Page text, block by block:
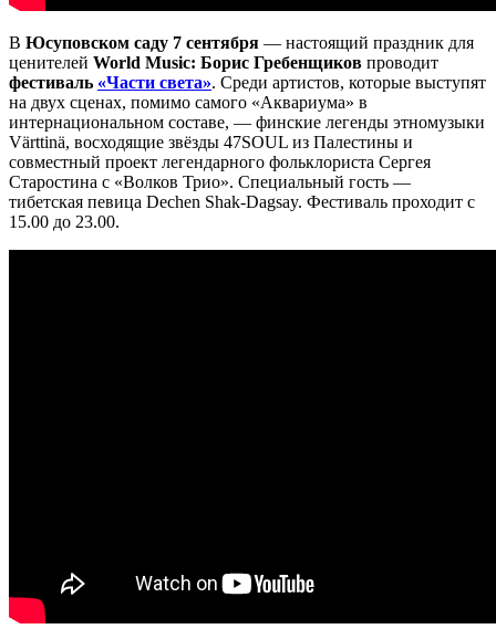
В Юсуповском саду 7 сентября — настоящий праздник для
ценителей World Music: Борис Гребенщиков проводит
фестиваль «Части света». Среди артистов, которые выступят
на двух сценах, помимо самого «Аквариума» в
интернациональном составе, — финские легенды этномузыки
Värttinä, восходящие звёзды 47SOUL из Палестины и
совместный проект легендарного фольклориста Сергея
Старостина с «Волков Трио». Специальный гость —
тибетская певица Dechen Shak-Dagsay. Фестиваль проходит с
15.00 до 23.00.